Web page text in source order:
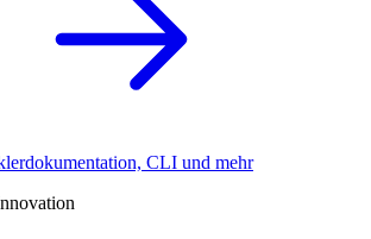
CLI und mehr